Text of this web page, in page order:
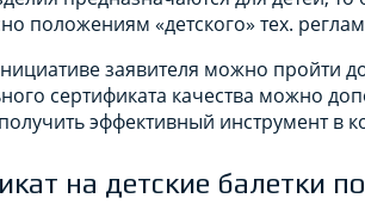
положениям «детского» тех.
заявителя можно
сертификата качества можно
эффективный инструмент в
на детские балетки